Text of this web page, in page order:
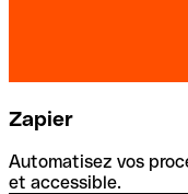
Zapier
Automatisez vos
et accessible.